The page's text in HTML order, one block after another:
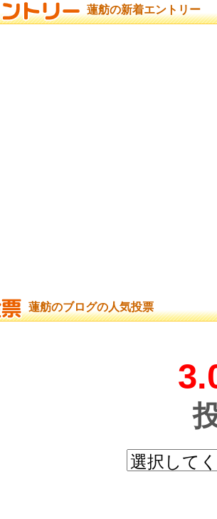
蓮舫の新着エントリー
蓮舫のブログの人気投票